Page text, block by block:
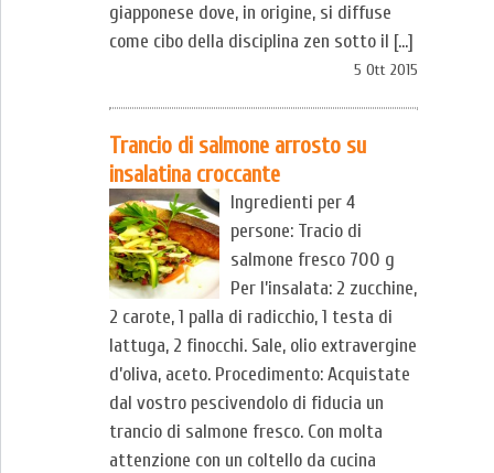
giapponese dove, in origine, si diffuse
come cibo della disciplina zen sotto il […]
5 Ott 2015
Trancio di salmone arrosto su
insalatina croccante
Ingredienti per 4
persone: Tracio di
salmone fresco 700 g
Per l’insalata: 2 zucchine,
2 carote, 1 palla di radicchio, 1 testa di
lattuga, 2 finocchi. Sale, olio extravergine
d’oliva, aceto. Procedimento: Acquistate
dal vostro pescivendolo di fiducia un
trancio di salmone fresco. Con molta
attenzione con un coltello da cucina